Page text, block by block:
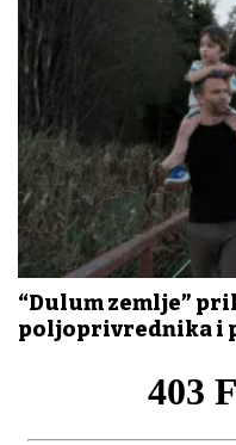
“Dulum zemlje”
poljoprivrednika i